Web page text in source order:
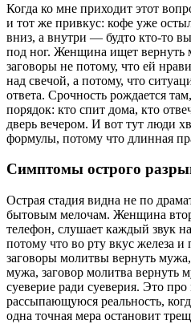
Когда ко мне приходит этот
и тот же привкус: кофе уже
вниз, а внутри — будто кто-то
под ног. Женщина ищет
заговоры не потому, что ей
над свечой, а потому, что
ответа. Срочность рождается
порядок: кто спит дома, кто
дверь вечером. И вот тут люди
формулы, потому что длинная
Симптомы острого
Острая стадия видна не по
бытовым мелочам. Женщина
телефон, слушает каждый звук
потому что во рту вкус железа
заговоры молитвы вернуть
мужа, заговор молитва
суеверие ради суеверия. Это
рассыпающуюся реальность,
одна точная мера остановит